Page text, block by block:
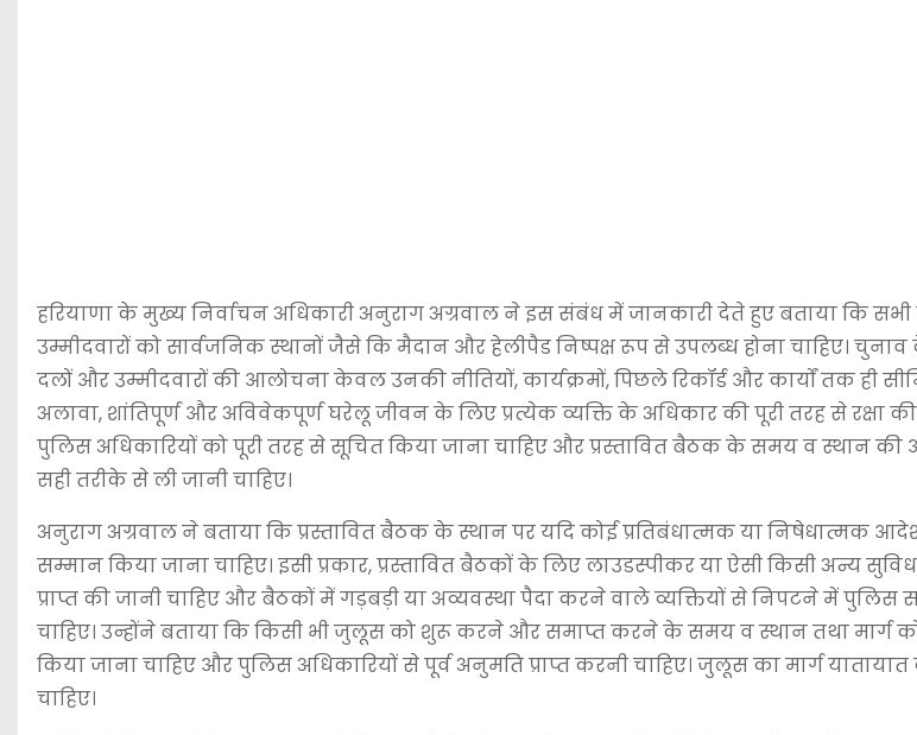
हरियाणा के मुख्य निर्वाचन अधिकारी अनुराग अग्रवाल ने इस संबंध में जानकारी देते हुए बताया कि
उम्मीदवारों को सार्वजनिक स्थानों जैसे कि मैदान और हेलीपैड निष्पक्ष रूप से उपलब्ध होना चाहिए।
दलों और उम्मीदवारों की आलोचना केवल उनकी नीतियों, कार्यक्रमों, पिछले रिकॉर्ड और कार्यों तक ही
अलावा, शांतिपूर्ण और अविवेकपूर्ण घरेलू जीवन के लिए प्रत्येक व्यक्ति के अधिकार की पूरी तरह से रक्षा की
पुलिस अधिकारियों को पूरी तरह से सूचित किया जाना चाहिए और प्रस्तावित बैठक के समय व स्थान
सही तरीके से ली जानी चाहिए।
अनुराग अग्रवाल ने बताया कि प्रस्तावित बैठक के स्थान पर यदि कोई प्रतिबंधात्मक या निषेधात्मक
सम्मान किया जाना चाहिए। इसी प्रकार, प्रस्तावित बैठकों के लिए लाउडस्पीकर या ऐसी किसी अन्य
प्राप्त की जानी चाहिए और बैठकों में गड़बड़ी या अव्यवस्था पैदा करने वाले व्यक्तियों से निपटने में पुलिस
चाहिए। उन्होंने बताया कि किसी भी जुलूस को शुरू करने और समाप्त करने के समय व स्थान तथा मार्ग
किया जाना चाहिए और पुलिस अधिकारियों से पूर्व अनुमति प्राप्त करनी चाहिए। जुलूस का मार्ग
चाहिए।